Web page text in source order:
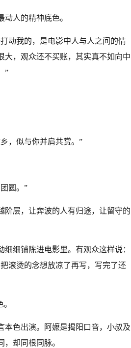
人的精神底色。
动我的，是电影中人与人之间的情
大，观众还不买账，其实真不如向中
”
，似与你并肩共赏。”
圆。”
阶层，让奔波的人有归途，让留守的
细铺陈进电影里。有观众这样说：
滚烫的念想放凉了再写，写完了还
本色出演。阿嬷是揭阳口音，小叔及
却同根同脉。